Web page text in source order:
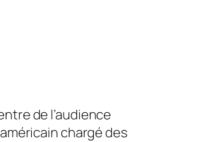
de l’audience
chargé des